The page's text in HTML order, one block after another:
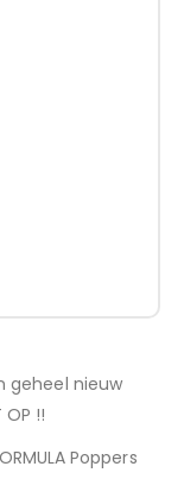
geheel nieuw
!!
Poppers